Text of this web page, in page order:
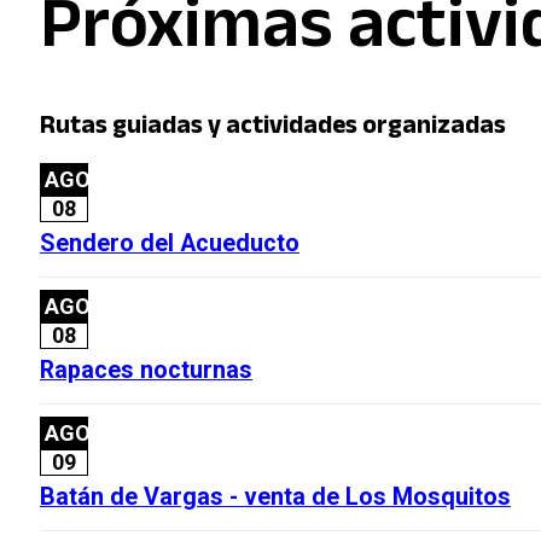
Próximas
Rutas guiadas y actividades organizadas
AGO
08
Sendero del Acueducto
AGO
08
Rapaces nocturnas
AGO
09
Batán de Vargas - venta de Los Mosquitos